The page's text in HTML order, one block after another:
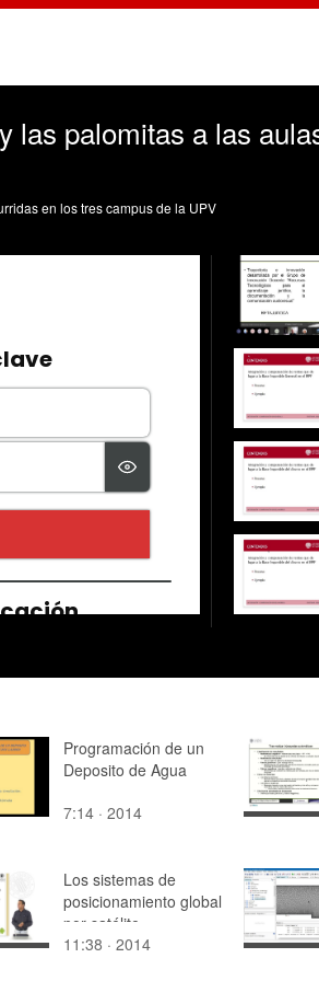
las palomitas a las
en los tres campus de la UPV
Programación de un
Deposito de Agua
7:14 · 2014
Los sistemas de
posicionamiento global
por satélite.
11:38 · 2014